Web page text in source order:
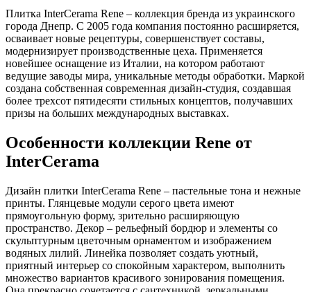
Плитка InterCerama Rene – коллекция бренда из украинского
города Днепр. С 2005 года компания постоянно расширяется,
осваивает новые рецептуры, совершенствует составы,
модернизирует производственные цеха. Применяется
новейшее оснащение из Италии, на котором работают
ведущие заводы мира, уникальные методы обработки. Маркой
создана собственная современная дизайн-студия, создавшая
более трехсот пятидесяти стильных концептов, получавших
призы на больших международных выставках.
Особенности коллекции Rene от
InterCerama
Дизайн плитки InterCerama Rene – пастельные тона и нежные
принты. Глянцевые модули серого цвета имеют
прямоугольную форму, зрительно расширяющую
пространство. Декор – рельефный бордюр и элементы со
скульптурным цветочным орнаментом и изображением
водяных лилий. Линейка позволяет создать уютный,
приятный интерьер со спокойным характером, выполнить
множество вариантов красивого зонирования помещения.